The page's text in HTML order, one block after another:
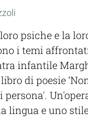
psiche e la
i temi
infantile
di poesie
persona'.
lingua e uno